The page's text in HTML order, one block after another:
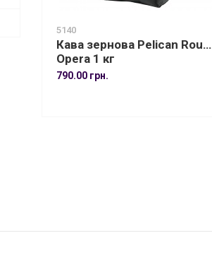
5140
Кава зернова Pelican Rouge
Opera 1 кг
790.00 грн.